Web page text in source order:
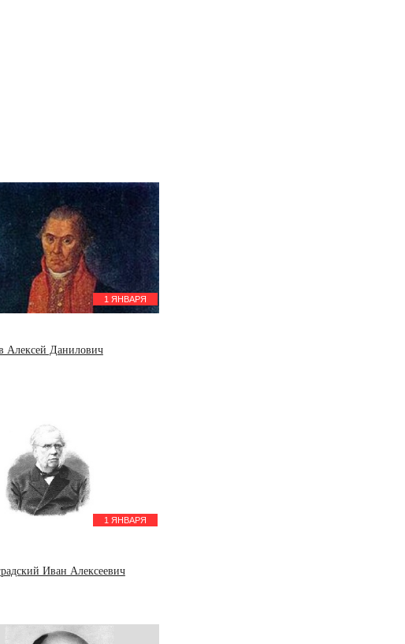
1 ЯНВАРЯ
Алексей Данилович
1 ЯНВАРЯ
Иван Алексеевич